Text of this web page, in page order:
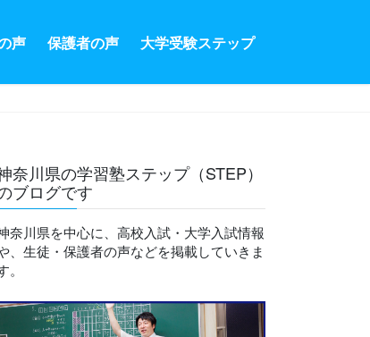
声 保護者の声 大学受験ステップ
奈川県の学習塾ステップ（STEP）
ブログです
奈川県を中心に、高校入試・大学入試情報
、生徒・保護者の声などを掲載していきま
。